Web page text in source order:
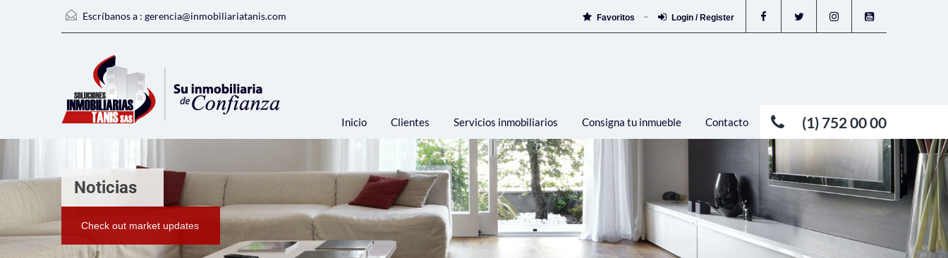
Escríbanos a : gerencia@inmobiliariatanis.com Favoritos Login / Register
(1) 752 00 00
Inicio Clientes Servicios inmobiliarios Consigna tu inmueble Contacto
Noticias
Check out market updates